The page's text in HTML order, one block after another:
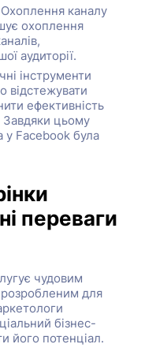
каналу
охоплення
аудиторії.
інструменти
відстежувати
ефективність
Завдяки цьому
у Facebook була
переваги
чудовим
розробленим для
бізнес-
його потенціал.